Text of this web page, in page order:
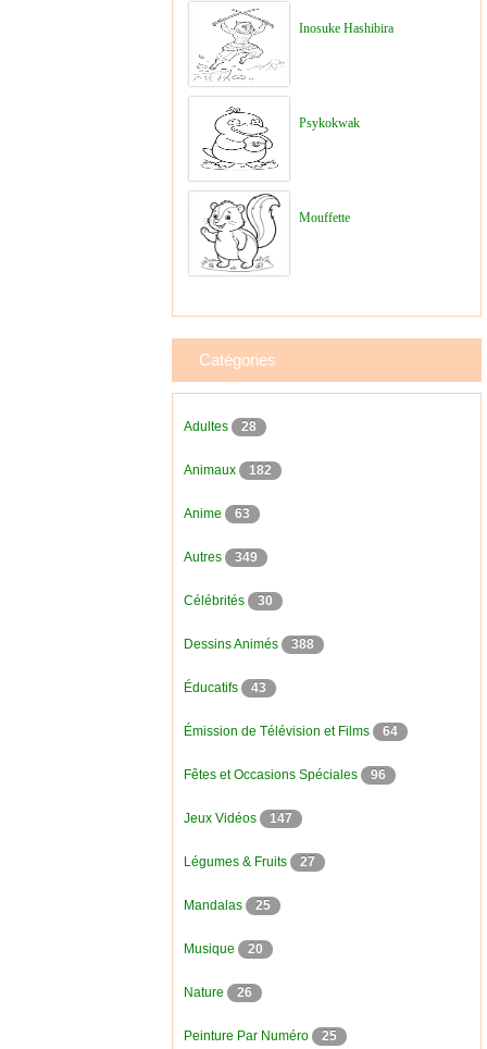
Inosuke Hashibira
Psykokwak
Mouffette
Catégories
Adultes 28
Animaux 182
Anime 63
Autres 349
Célébrités 30
Dessins Animés 388
Éducatifs 43
Émission de Télévision et Films 64
Fêtes et Occasions Spéciales 96
Jeux Vidéos 147
Légumes & Fruits 27
Mandalas 25
Musique 20
Nature 26
Peinture Par Numéro 25